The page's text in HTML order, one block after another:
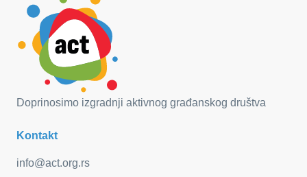
Doprinosimo izgradnji aktivnog građanskog društva
Kontakt
info@act.org.rs